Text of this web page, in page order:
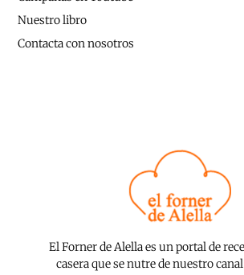
El Forner de Alella es un portal de
casera que se nutre de nuestro
Nuestro libro
Contacta con nosotros